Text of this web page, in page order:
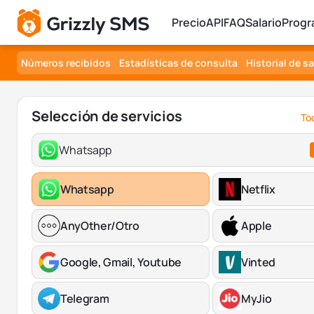
PrecioAPIFAQSalario
Números recibidos Estadísticas de consulta Historial de
Selección de servicios
Whatsapp
Whatsapp Netflix
AnyOther/Otro Apple
Google, Gmail, Youtube Vinted
Telegram MyJio